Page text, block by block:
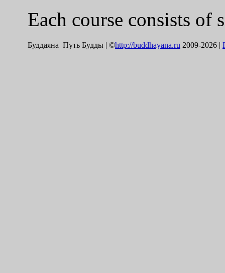
Each course consists of
Буддаяна–Путь Будды | ©http://buddhayana.ru 2009-2026 |